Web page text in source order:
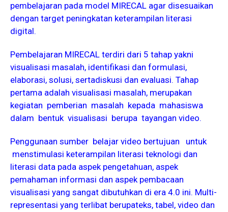
pembelajaran pada model MIRECAL agar disesuaikan
dengan target peningkatan keterampilan literasi
digital.
Pembelajaran MIRECAL terdiri dari 5 tahap yakni
visualisasi masalah, identifikasi dan formulasi,
elaborasi, solusi, sertadiskusi dan evaluasi. Tahap
pertama adalah visualisasi masalah, merupakan
kegiatan pemberian masalah kepada mahasiswa
dalam bentuk visualisasi berupa tayangan video.
Penggunaan sumber belajar video bertujuan untuk
menstimulasi keterampilan literasi teknologi dan
literasi data pada aspek pengetahuan, aspek
pemahaman informasi dan aspek pembacaan
visualisasi yang sangat dibutuhkan di era 4.0 ini. Multi-
representasi yang terlibat berupateks, tabel, video dan